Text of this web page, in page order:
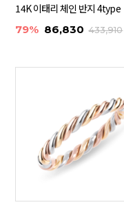
14K 이태리 체인 반지 4type
79% 86,830 433,910